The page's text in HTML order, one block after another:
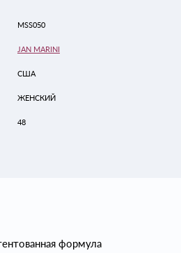
MSS050
JAN MARINI
США
ЖЕНСКИЙ
48
формула